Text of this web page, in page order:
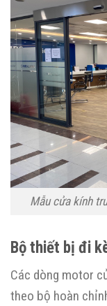
Mẫu cửa kính
Bộ thiết bị đi
Các dòng motor
theo bộ hoàn